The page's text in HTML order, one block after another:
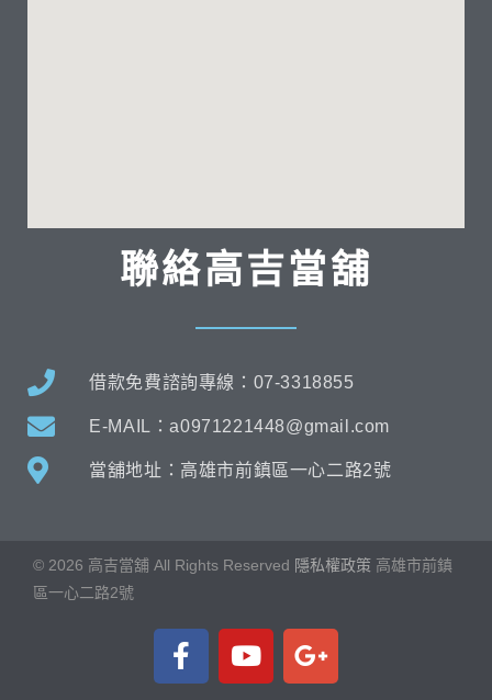
聯絡高吉當舖
借款免費諮詢專線：07-3318855
E-MAIL：a0971221448@gmail.com
當舖地址：高雄市前鎮區一心二路2號
© 2026 高吉當舖 All Rights Reserved 隱私權政策 高雄市前鎮
區一心二路2號